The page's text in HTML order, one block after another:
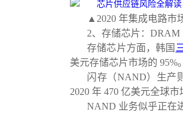
▲2020 年集成电路市
2、存储芯片：
存储芯片方面，韩国
美元存储芯片市场的 95%。
闪存（NAND）生产
2020 年 470 亿美元全球市
NAND 业务似乎正在